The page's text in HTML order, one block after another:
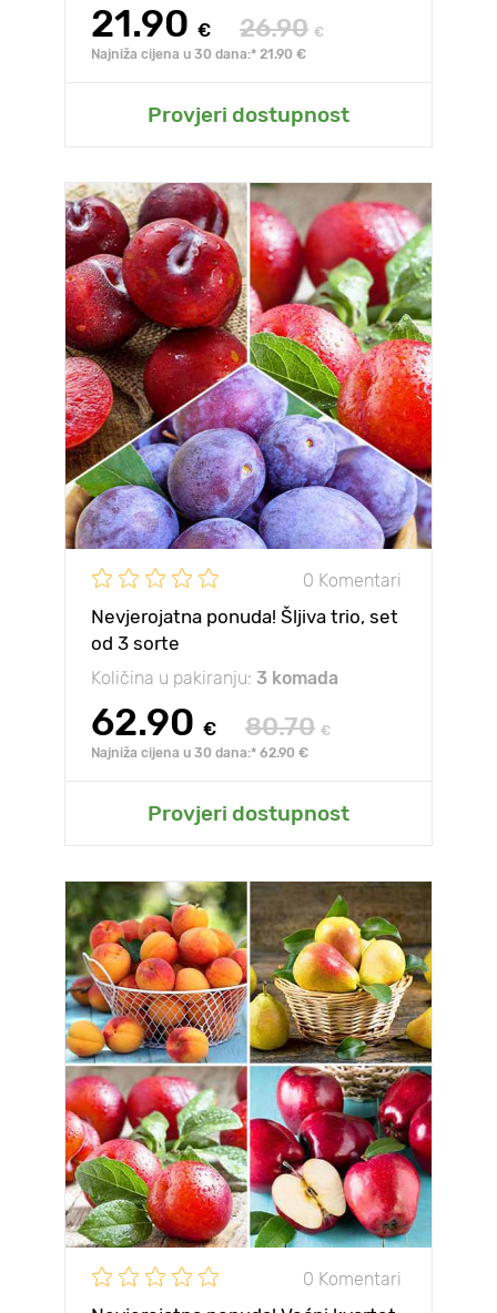
21.90 € 26.90 €
Najniža cijena u 30 dana:* 21.90 €
Provjeri dostupnost
0 Komentari
Nevjerojatna ponuda! Šljiva trio, set
od 3 sorte
Količina u pakiranju: 3 komada
62.90 € 80.70 €
Najniža cijena u 30 dana:* 62.90 €
Provjeri dostupnost
0 Komentari